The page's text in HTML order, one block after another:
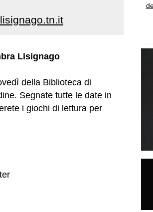
Lisignago
della Biblioteca di
Segnate tutte le date in
i giochi di lettura per